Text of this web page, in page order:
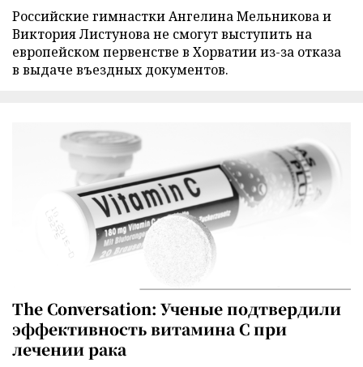
Российские гимнастки Ангелина Мельникова и
Виктория Листунова не смогут выступить на
европейском первенстве в Хорватии из-за отказа
в выдаче въездных документов.
The Conversation: Ученые подтвердили
эффективность витамина C при
лечении рака